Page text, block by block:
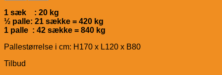
1 sæk : 20 kg
½ palle: 21 sække = 420 kg
1 palle : 42 sække = 840 kg
Pallestørrelse i cm: H170 x L120 x B80
Tilbud